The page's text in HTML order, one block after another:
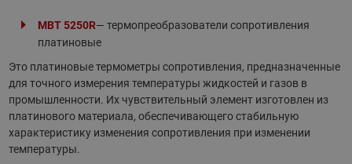
MBT 5250R— термопреобразователи сопротивления
платиновые
Это платиновые термометры сопротивления, предназначенные
для точного измерения температуры жидкостей и газов в
промышленности. Их чувствительный элемент изготовлен из
платинового материала, обеспечивающего стабильную
характеристику изменения сопротивления при изменении
температуры.